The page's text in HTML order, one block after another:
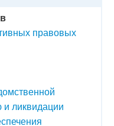
правовых
ликвидации